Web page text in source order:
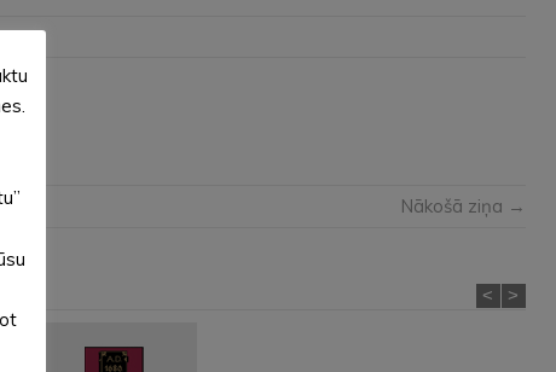
Nākošā ziņa →
< >